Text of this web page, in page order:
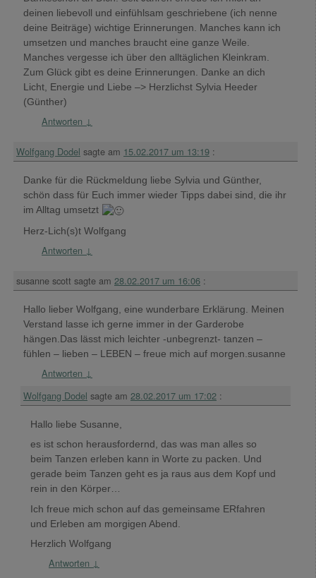
deinen liebevoll und einfühlsam geschriebene (ich nenne
deine Beiträge) wichtige Erinnerungen. Manches kann ich
umsetzen und manches braucht eine ganze Weile.
Manches vergesse ich über den alltäglichen Kleinkram.
Zum Glück gibt es deine Erinnerungen. Danke an dich
Licht, Energie und Liebe –> Herzlichst Sylvia Heeder
(Günther)
Antworten ↓
Wolfgang Dodel sagte am 15.02.2017 um 13:19 :
Danke für die Rückmeldung liebe Sylvia und Günther,
schön dass für Euch immer wieder Tipps dabei sind, die ihr
im Alltag umsetzt
Herz-Lich(s)t Wolfgang
Antworten ↓
susanne scott sagte am 28.02.2017 um 16:06 :
Hallo lieber Wolfgang, eine wunderbare Erklärung. Meinen
Verstand lasse ich gerne immer in der Garderobe
hängen.Das lässt mich leichter -unbegrenzt- tanzen –
fühlen – lieben – LEBEN – freue mich auf morgen.susanne
Antworten ↓
Wolfgang Dodel sagte am 28.02.2017 um 17:02 :
Hallo liebe Susanne,
es ist schon herausfordernd, das was man alles so
beim Tanzen erleben kann in Worte zu packen. Und
gerade beim Tanzen geht es ja raus aus dem Kopf und
rein in den Körper…
Ich freue mich schon auf das gemeinsame ERfahren
und Erleben am morgigen Abend.
Herzlich Wolfgang
Antworten ↓